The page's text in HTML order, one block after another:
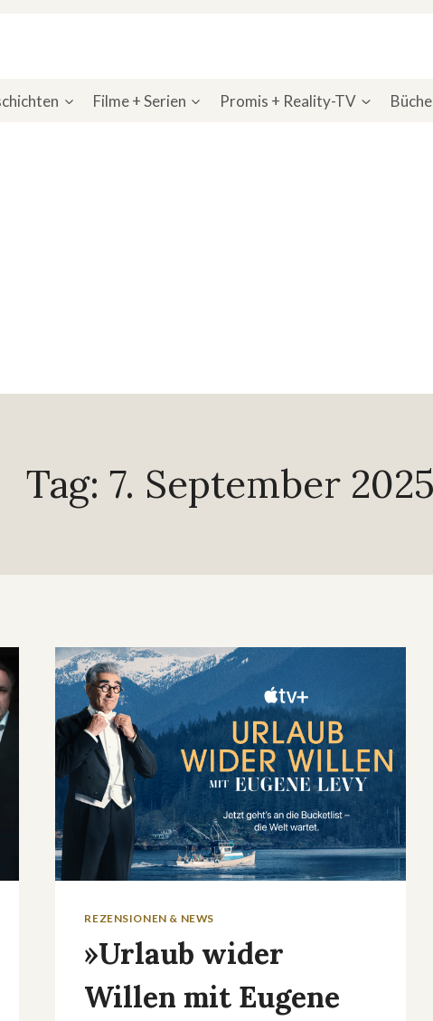
Filme + Serien Promis + Reality-TV
Tag: 7. September
REZENSIONEN & NEWS
»Urlaub wider
Willen mit Eugene